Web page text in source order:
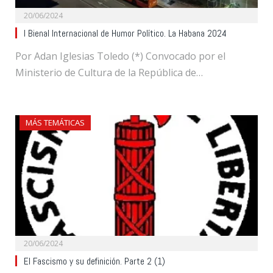
20/06/2024
I Bienal Internacional de Humor Político. La Habana 2024
Por Adan Iglesias Toledo (*) Convocado por el
Ministerio de Cultura de la República de…
MÁS TEMÁTICAS
20/06/2024
El Fascismo y su definición. Parte 2 (1)